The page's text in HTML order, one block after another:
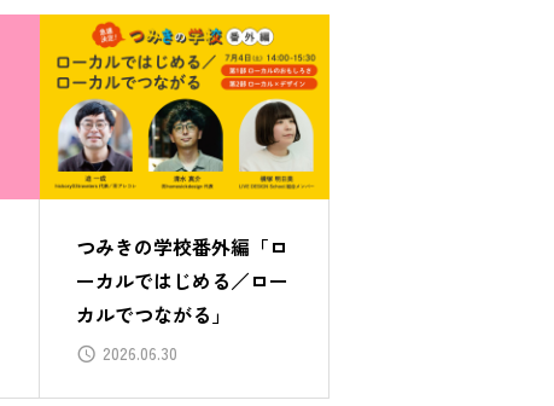
つみきの学校番外編「ロ
ーカルではじめる／ロー
カルでつながる」
2026.06.30